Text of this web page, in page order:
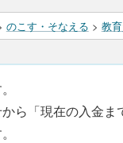
のこす・そなえる > 教
ら「現在の入金